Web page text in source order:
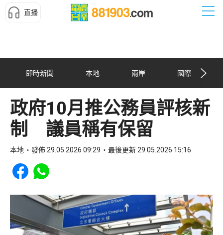
直播
即時新聞 本地 兩岸 國際
政府10月推公務員評核新
制 議員稱有保留
本地 發佈 29.05.2026 09:29 最後更新 29.05.2026 15:16
Share to Facebook
Share to WhatsApp